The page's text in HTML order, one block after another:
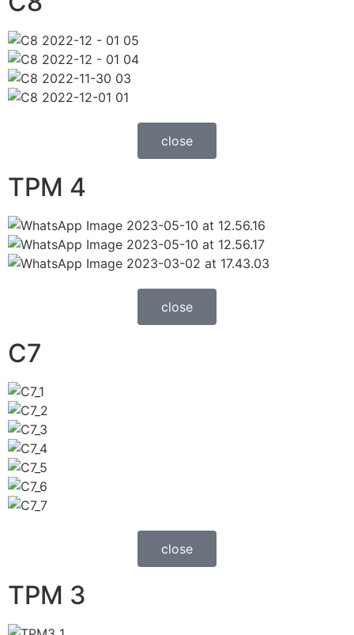
close
TPM 4
close
C7
close
TPM 3